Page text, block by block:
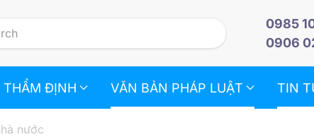
0985
0906
THẨM ĐỊNH VĂN BẢN PHÁP LUẬT TIN
nước